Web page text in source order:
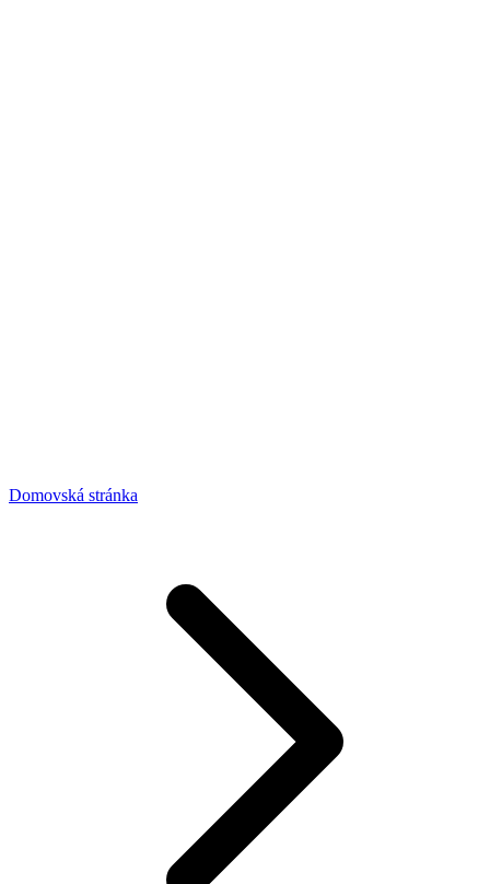
Domovská stránka